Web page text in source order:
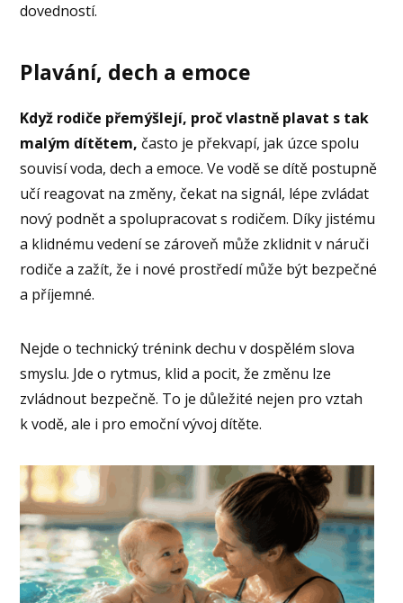
dovedností.
Plavání, dech a emoce
Když rodiče přemýšlejí, proč vlastně plavat s tak
malým dítětem, často je překvapí, jak úzce spolu
souvisí voda, dech a emoce. Ve vodě se dítě postupně
učí reagovat na změny, čekat na signál, lépe zvládat
nový podnět a spolupracovat s rodičem. Díky jistému
a klidnému vedení se zároveň může zklidnit v náruči
rodiče a zažít, že i nové prostředí může být bezpečné
a příjemné.
Nejde o technický trénink dechu v dospělém slova
smyslu. Jde o rytmus, klid a pocit, že změnu lze
zvládnout bezpečně. To je důležité nejen pro vztah
k vodě, ale i pro emoční vývoj dítěte.